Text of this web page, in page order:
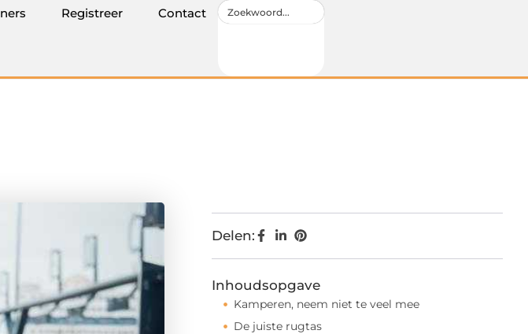
Registreer Contact
Delen:
Inhoudsopgave
Kamperen, neem niet te veel mee
De juiste rugtas